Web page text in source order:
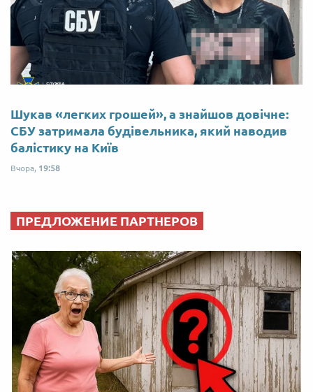
Шукав «легких грошей», а знайшов довічне:
СБУ затримала будівельника, який наводив
балістику на Київ
Вчора, 19:58
ПРЕДЛОЖЕНИЕ ПАРТНЕРОВ